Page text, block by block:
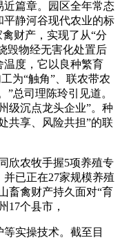
篇章。园区全年常态
平静河谷现代农业的标
财产，实现了从“分
毁物经无害化处置后
温度，它以良种繁育
为“触角”、联农带农
”总司理陈玲引见道。
级沉点龙头企业”。种
共享、风险共担”的联
农牧手握5项养殖专
已正在27家规模养殖
畜禽财产持久面对“育
17个县市，
实操技术。截至目